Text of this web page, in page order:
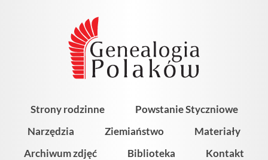
Strony rodzinne
Powstanie Styczniowe
Narzędzia
Ziemiaństwo
Materiały
Archiwum zdjęć
Biblioteka Kontakt